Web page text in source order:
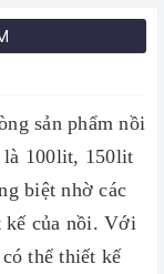
sản phẩm nồi
là 100lit, 150lit
biệt nhờ các
kế của nồi. Với
thể thiết kế